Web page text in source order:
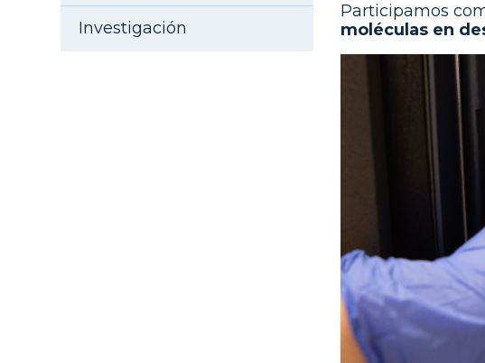
Investigación
Participamos
moléculas en